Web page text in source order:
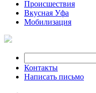
Происшествия
Вкусная Уфа
Мобилизация
Контакты
Написать письмо